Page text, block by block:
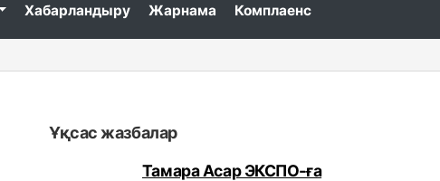
Хабарландыру Жарнама Комплаенс
Ұқсас жазбалар
Тамара Асар ЭКСПО-ға